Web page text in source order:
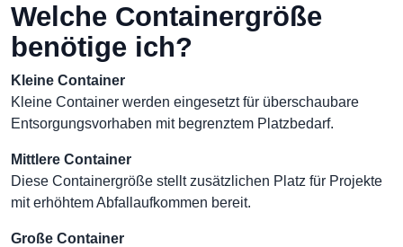
Welche Containergröße
benötige ich?
Kleine Container
Kleine Container werden eingesetzt für überschaubare
Entsorgungsvorhaben mit begrenztem Platzbedarf.
Mittlere Container
Diese Containergröße stellt zusätzlichen Platz für Projekte
mit erhöhtem Abfallaufkommen bereit.
Große Container